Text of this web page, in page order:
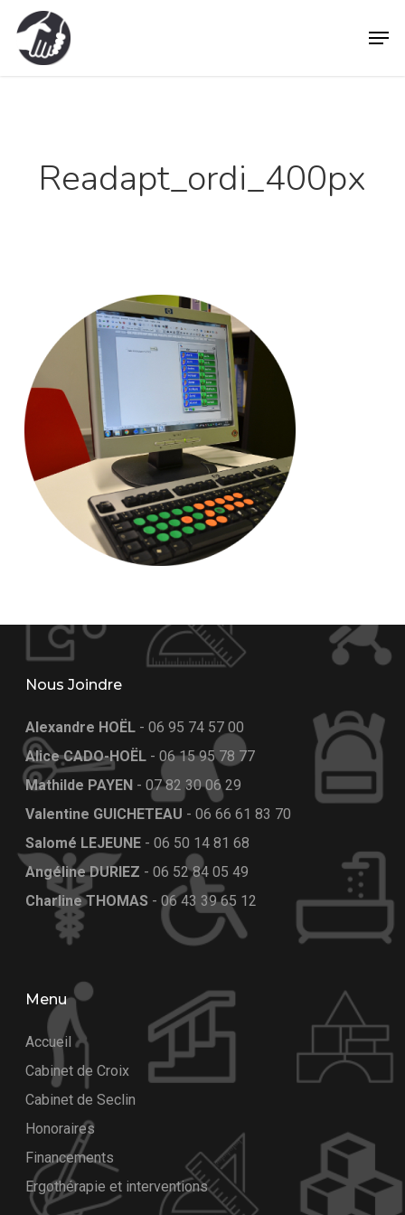
Skip
Readapt_ordi_400px
Nous Joindre
Alexandre HOËL - 06 95 74 57 00
Alice CADO-HOËL - 06 15 95 78 77
Mathilde PAYEN - 07 82 30 06 29
Valentine GUICHETEAU - 06 66 61 83 70
Salomé LEJEUNE - 06 50 14 81 68
Angéline DURIEZ - 06 52 84 05 49
Charline THOMAS - 06 43 39 65 12
Menu
Accueil
Cabinet de Croix
Cabinet de Seclin
Honoraires
Financements
Ergothérapie et interventions